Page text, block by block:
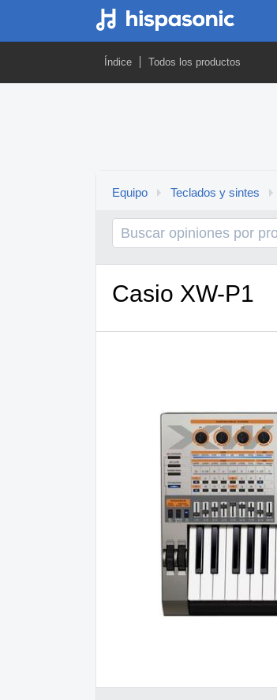
Índice Todos los productos
Equipo Teclados y sintes
Casio XW-P1